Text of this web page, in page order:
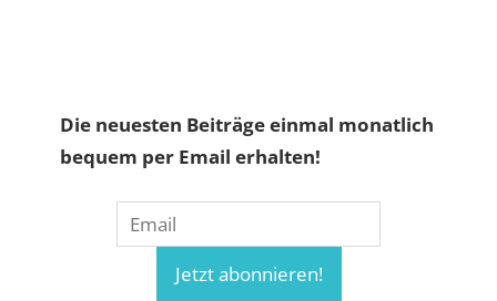
Die neuesten Beiträge einmal monatlich
bequem per Email erhalten!